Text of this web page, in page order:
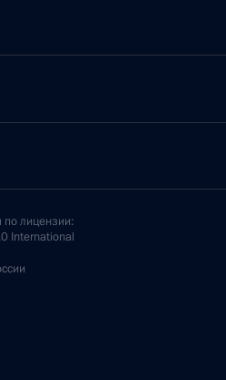
по лицензии:
International